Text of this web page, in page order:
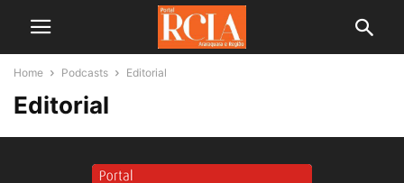
Home Podcasts Editorial
Editorial